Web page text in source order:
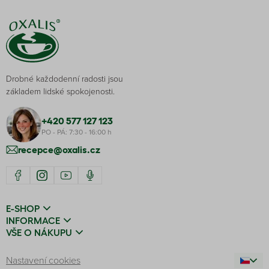
Drobné každodenní radosti jsou
základem lidské spokojenosti.
+420 577 127 123
PO - PÁ: 7:30 - 16:00 h
recepce@oxalis.cz
E-SHOP
INFORMACE
VŠE O NÁKUPU
Nastavení cookies